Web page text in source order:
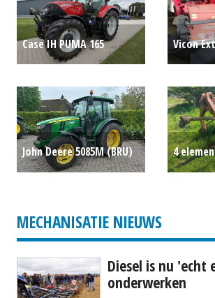
Case IH PUMA 165
V
P.O.A.
Vicon
John Deere 5085M (BRU)
4
MECHANISATIE NIEUWS
Diesel is nu 'echt
onderwerken